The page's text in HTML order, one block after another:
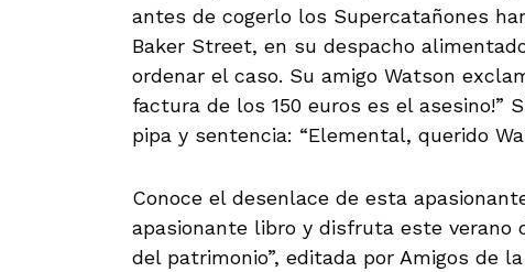
antes de cogerlo los Supercatañones
Baker Street, en su despacho
ordenar el caso. Su amigo Watson
factura de los 150 euros es el asesino!”
pipa y sentencia: “Elemental, querido
Conoce el desenlace de esta
apasionante libro y disfruta este verano
del patrimonio”, editada por Amigos de